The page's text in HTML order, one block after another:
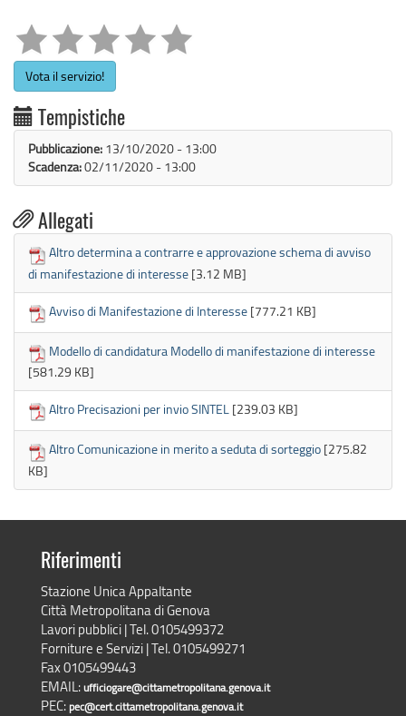
Vota il servizio!
Tempistiche
Pubblicazione: 13/10/2020 - 13:00
Scadenza:02/11/2020 - 13:00
Allegati
Altro determina a contrarre e approvazione schema di avviso
di manifestazione di interesse [3.12 MB]
Avviso di Manifestazione di Interesse [777.21 KB]
Modello di candidatura Modello di manifestazione di interesse
[581.29 KB]
Altro Precisazioni per invio SINTEL [239.03 KB]
Altro Comunicazione in merito a seduta di sorteggio [275.82
KB]
Riferimenti
Stazione Unica Appaltante
Città Metropolitana di Genova
Lavori pubblici | Tel. 0105499372
Forniture e Servizi | Tel. 0105499271
Fax 0105499443
EMAIL:ufficiogare@cittametropolitana.genova.it
PEC:pec@cert.cittametropolitana.genova.it